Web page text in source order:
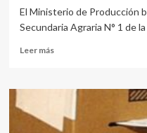
El Ministerio de Producción
Secundaria Agraria N° 1 de
Leer más